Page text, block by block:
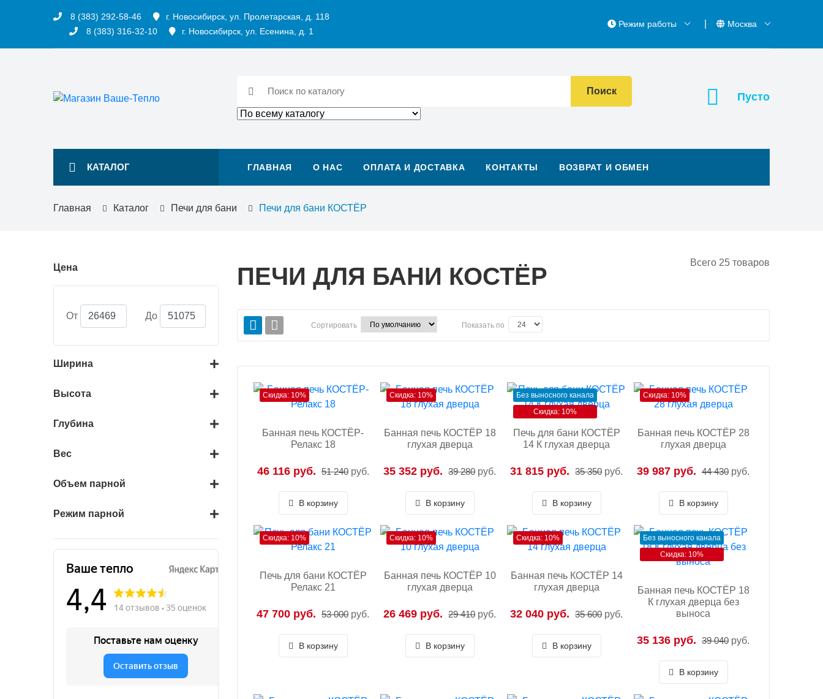
8 (383) 292-58-46
г. Новосибирск, ул. Пролетарская, д. 118
8 (383) 316-32-10
г. Новосибирск, ул. Есенина, д. 1
Режим работы Москва
Поиск
КАТАЛОГ ГЛАВНАЯ О НАС ОПЛАТА И ДОСТАВКА КОНТАКТЫ ВОЗВРАТ И ОБМЕН
Пусто
Главная Каталог Печи для бани Печи для бани КОСТЁР
Цена
От До
Ширина
Высота
Глубина
Вес
Объем парной
Режим парной
ПЕЧИ ДЛЯ БАНИ КОСТЁР
Всего 25 товаров
Сортировать Показать по
Скидка: 10%
Банная печь КОСТЁР-
Релакс 18
46 116 руб. 51 240 руб.
В корзину
Скидка: 10%
Банная печь КОСТЁР 18
глухая дверца
35 352 руб. 39 280 руб.
В корзину
Без выносного канала
Скидка: 10%
Печь для бани КОСТЁР
14 К глухая дверца
31 815 руб. 35 350 руб.
В корзину
Скидка: 10%
Банная печь КОСТЁР 28
глухая дверца
39 987 руб. 44 430 руб.
В корзину
Скидка: 10%
Печь для бани КОСТЁР
Релакс 21
47 700 руб. 53 000 руб.
В корзину
Скидка: 10%
Банная печь КОСТЁР 10
глухая дверца
26 469 руб. 29 410 руб.
В корзину
Скидка: 10%
Банная печь КОСТЁР 14
глухая дверца
32 040 руб. 35 600 руб.
В корзину
Без выносного канала
Скидка: 10%
Банная печь КОСТЁР 18
К глухая дверца без
выноса
35 136 руб. 39 040 руб.
В корзину